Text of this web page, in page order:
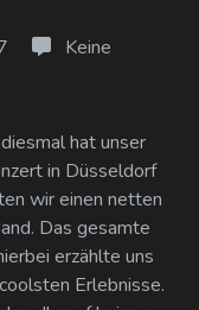
Keine
hat unser
in Düsseldorf
wir einen netten
Das gesamte
erzählte uns
Erlebnisse.